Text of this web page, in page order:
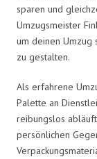
sparen und
Umzugsmeister
um deinen Umzug
zu gestalten.
Als erfahrene
Palette an
reibungslos
persönlichen